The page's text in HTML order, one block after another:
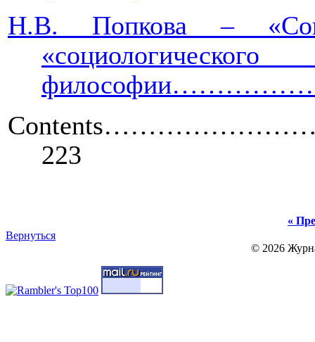
Н.В. Попкова –
Contents
223
«
Вернуться
© 2026